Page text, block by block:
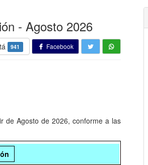
- Agosto 2026
941 Facebook
de Agosto de 2026, conforme a las